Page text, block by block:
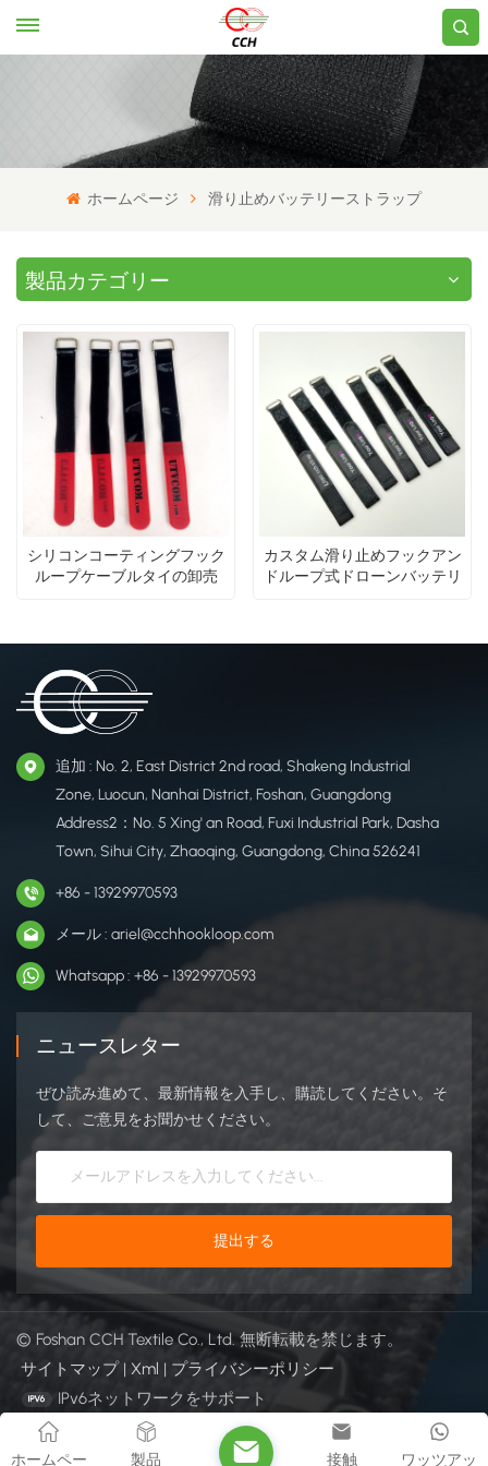
ホームページ 滑り止めバッテリーストラップ
製品カテゴリー
シリコンコーティングフック
ループケーブルタイの卸売
カスタム滑り止めフックアン
ドループ式ドローンバッテリ
追加 : No. 2, East District 2nd road, Shakeng Industrial
Zone, Luocun, Nanhai District, Foshan, Guangdong
Address2：No. 5 Xing' an Road, Fuxi Industrial Park, Dasha
Town, Sihui City, Zhaoqing, Guangdong, China 526241
+86 - 13929970593
メール : ariel@cchhookloop.com
Whatsapp : +86 - 13929970593
ニュースレター
ぜひ読み進めて、最新情報を入手し、購読してください。そ
して、ご意見をお聞かせください。
© Foshan CCH Textile Co., Ltd. 無断転載を禁じます。
サイトマップ | Xml | プライバシーポリシー
IPv6ネットワークをサポート
ホームペー 製品 ワッツアッ
接触